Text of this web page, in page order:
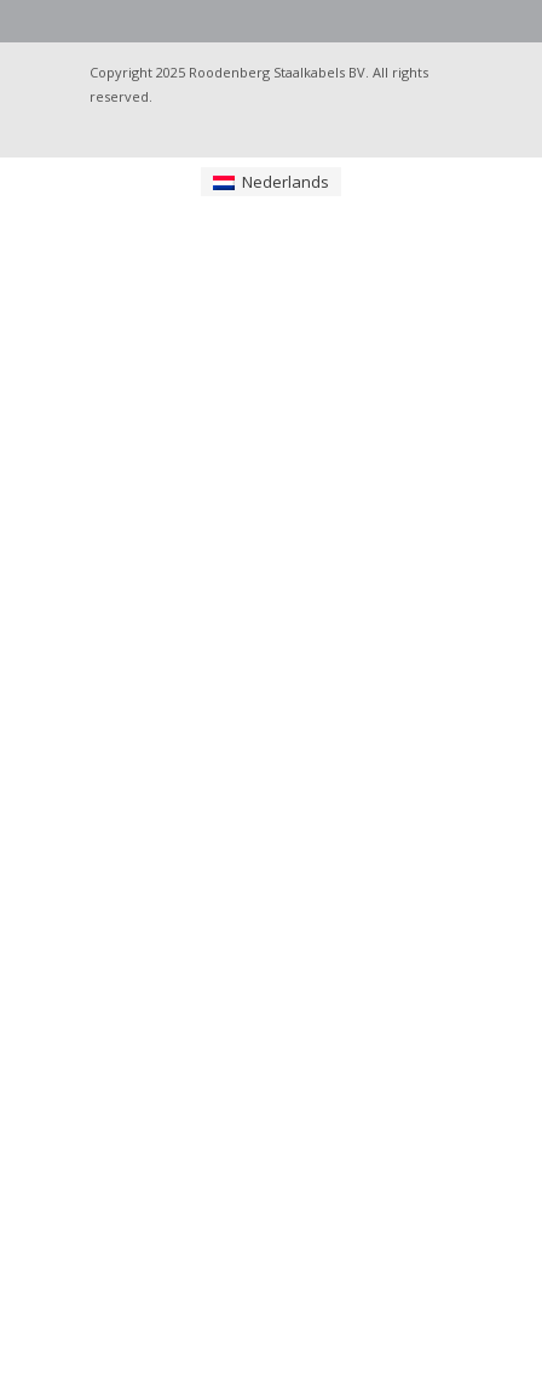
Copyright 2025 Roodenberg Staalkabels BV. All rights
reserved.
Nederlands